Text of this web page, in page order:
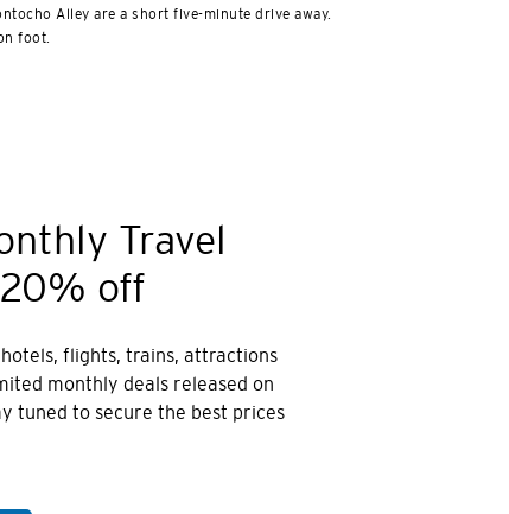
Alley are a short five-minute drive away.
foot.
Travel
off
flights, trains, attractions
monthly deals released on
tuned to secure the best prices